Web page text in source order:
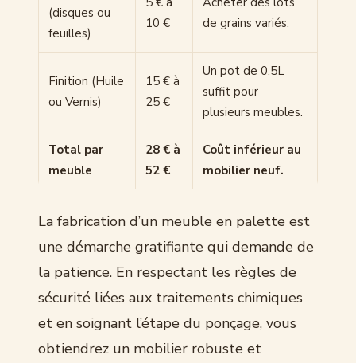
(disques ou
feuilles)
10 €
de grains variés.
Finition (Huile
ou Vernis)
15 € à
25 €
Un pot de 0,5L
suffit pour
plusieurs meubles.
Total par
meuble
28 € à
52 €
Coût inférieur au
mobilier neuf.
La fabrication d’un meuble en palette est
une démarche gratifiante qui demande de
la patience. En respectant les règles de
sécurité liées aux traitements chimiques
et en soignant l’étape du ponçage, vous
obtiendrez un mobilier robuste et